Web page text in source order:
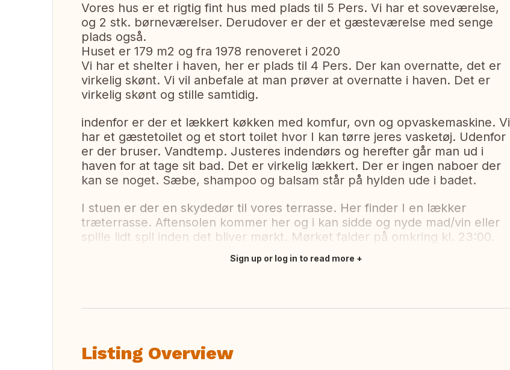
Vores hus er et rigtig fint hus med plads til 5 Pers. Vi har et soveværelse,
og 2 stk. børneværelser. Derudover er der et gæsteværelse med senge
plads også.
Huset er 179 m2 og fra 1978 renoveret i 2020
Vi har et shelter i haven, her er plads til 4 Pers. Der kan overnatte, det er
virkelig skønt. Vi vil anbefale at man prøver at overnatte i haven. Det er
virkelig skønt og stille samtidig.
indenfor er der et lækkert køkken med komfur, ovn og opvaskemaskine. Vi
har et gæstetoilet og et stort toilet hvor I kan tørre jeres vasketøj. Udenfor
er der bruser. Vandtemp. Justeres indendørs og herefter går man ud i
haven for at tage sit bad. Det er virkelig lækkert. Der er ingen naboer der
kan se noget. Sæbe, shampoo og balsam står på hylden ude i badet.
I stuen er der en skydedør til vores terrasse. Her finder I en lækker
træterrasse. Aftensolen kommer her og i kan sidde og nyde mad/vin eller
spille lidt spil inden det bliver mørkt. Mørket falder på omkring kl. 23:00.
Sign up or log in to read more
Listing Overview